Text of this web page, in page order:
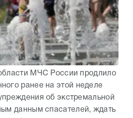
МЧС России продлило
ранее на этой неделе
об экстремальной
данным спасателей, ждать